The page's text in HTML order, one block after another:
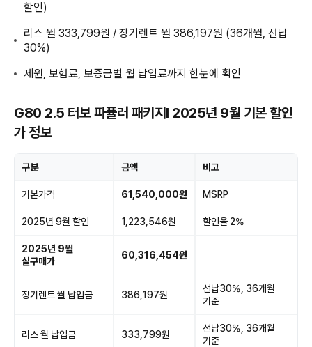
할인)
리스 월 333,799원 / 장기렌트 월 386,197원 (36개월, 선납
30%)
제원, 보험료, 보증금별 월 납입료까지 한눈에 확인
G80 2.5 터보 파퓰러 패키지Ⅰ 2025년 9월 기본 할인
가 정보
구분 금액 비고
기본가격 61,540,000원 MSRP
2025년 9월 할인 1,223,546원 할인율 2%
2025년 9월
실구매가
60,316,454원
장기렌트 월 납입금 386,197원
선납30%, 36개월
기준
리스 월 납입금 333,799원
선납30%, 36개월
기준